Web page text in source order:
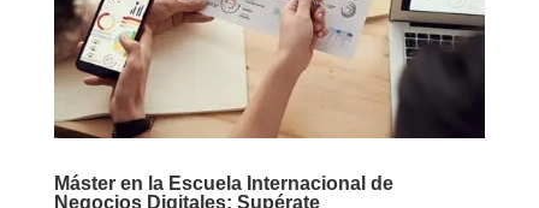
Máster en la Escuela Internacional de
Negocios Digitales: Supérate